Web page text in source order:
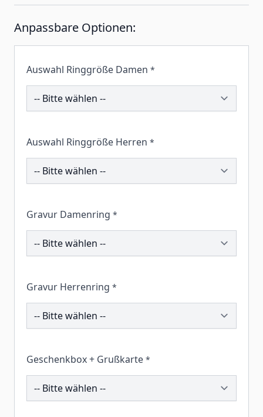
Anpassbare Optionen:
Auswahl Ringgröße Damen *
195542
Auswahl Ringgröße Herren *
195523
Gravur Damenring *
212736
Gravur Herrenring *
195415
Geschenkbox + Grußkarte *
258927